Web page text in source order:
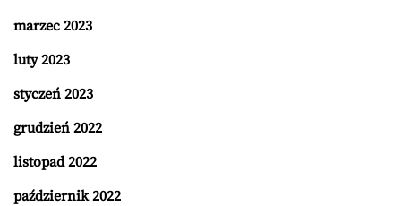
marzec 2023
luty 2023
styczeń 2023
grudzień 2022
listopad 2022
październik 2022